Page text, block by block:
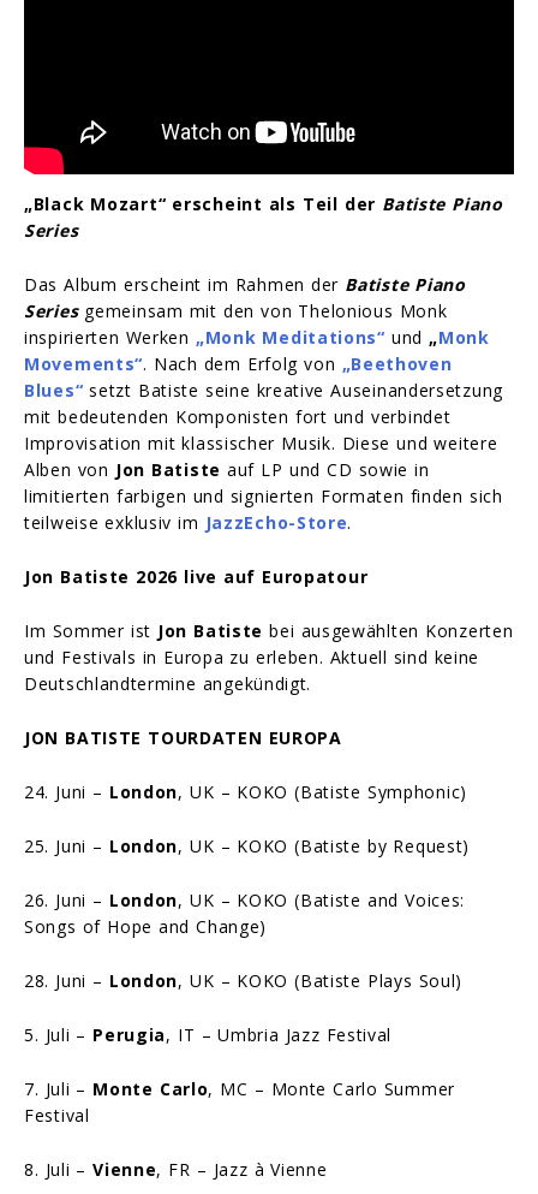
„Black Mozart“ erscheint als Teil der Batiste Piano
Series
Das Album erscheint im Rahmen der Batiste Piano
Series gemeinsam mit den von Thelonious Monk
inspirierten Werken „Monk Meditations“ und„Monk
Movements“. Nach dem Erfolg von „Beethoven
Blues“ setzt Batiste seine kreative Auseinandersetzung
mit bedeutenden Komponisten fort und verbindet
Improvisation mit klassischer Musik. Diese und weitere
Alben von Jon Batiste auf LP und CD sowie in
limitierten farbigen und signierten Formaten finden sich
teilweise exklusiv im JazzEcho-Store.
Jon Batiste 2026 live auf Europatour
Im Sommer ist Jon Batiste bei ausgewählten Konzerten
und Festivals in Europa zu erleben. Aktuell sind keine
Deutschlandtermine angekündigt.
JON BATISTE TOURDATEN EUROPA
24. Juni – London, UK – KOKO (Batiste Symphonic)
25. Juni – London, UK – KOKO (Batiste by Request)
26. Juni – London, UK – KOKO (Batiste and Voices:
Songs of Hope and Change)
28. Juni – London, UK – KOKO (Batiste Plays Soul)
5. Juli – Perugia, IT – Umbria Jazz Festival
7. Juli – Monte Carlo, MC – Monte Carlo Summer
Festival
8. Juli –Vienne, FR – Jazz à Vienne